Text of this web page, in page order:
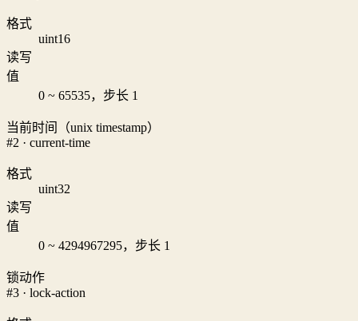
格式
uint16
读写
值
0 ~ 65535，步长 1
当前时间（unix timestamp）
#2 · current-time
格式
uint32
读写
值
0 ~ 4294967295，步长 1
锁动作
#3 · lock-action